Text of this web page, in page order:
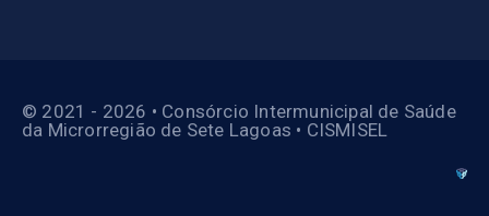
© 2021 - 2026 • Consórcio Intermunicipal de Saúde
da Microrregião de Sete Lagoas • CISMISEL